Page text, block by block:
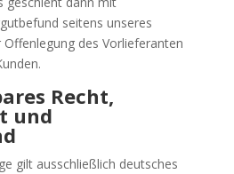
seitens unseres
des Vorlieferanten
Recht,
und
gilt ausschließlich deutsches